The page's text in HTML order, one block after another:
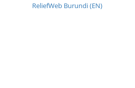
ReliefWeb Burundi (EN)